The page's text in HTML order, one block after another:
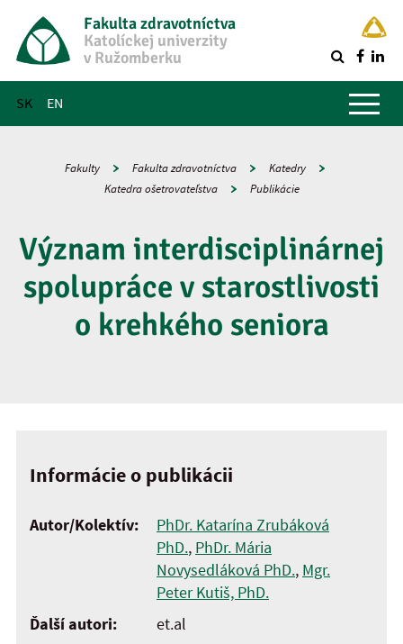
Fakulta zdravotníctva
Katolíckej univerzity
v Ružomberku
SK EN
Hlavné menu
Fakulty Fakulta zdravotníctva
Katedry
Katedra ošetrovateľstva
Publikácie
Význam interdisciplinárnej
spolupráce v starostlivosti
o krehkého seniora
Informácie o publikácii
Autor/Kolektív:
PhDr. Katarína Zrubáková
PhD., PhDr. Mária
Novysedláková PhD., Mgr.
Peter Kutiš, PhD.
Ďalší autori:
et.al